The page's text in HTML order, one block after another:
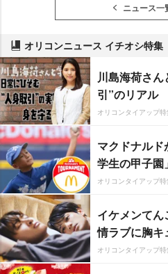
ニュース一
オリコンニュース イチオシ特集
川島海荷さ
引”のリアル
オリコンタイアップ特
マクドナル
学生の甲子園
オリコンタイアップ特
イケメンて
情ラブに胸キ
オリコンタイアップ特